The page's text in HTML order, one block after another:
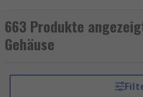
Produkte verwendet werden.
Indem Sie Ihre elektrischen
Sie sie mit einem
physischen Schäden und/
663 Produkte
Gehäuse